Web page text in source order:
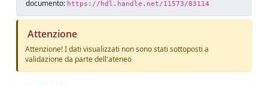
documento: https://hdl.handle.net/11573/83114
Attenzione
Attenzione! I dati visualizzati non sono stati sottoposti a
validazione da parte dell'ateneo